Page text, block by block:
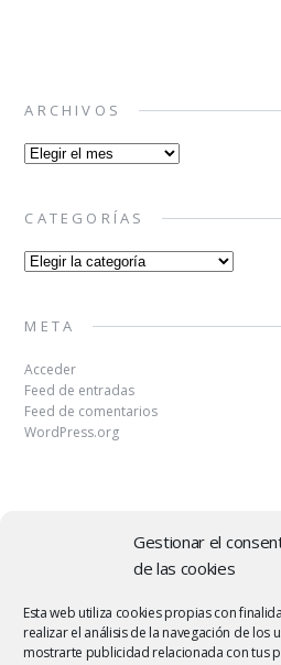
Gestionar el
de las cookies
Esta web utiliza cookies propias con
realizar el análisis de la navegación de los
mostrarte publicidad relacionada con tus
ARCHIVOS
Archivos
CATEGORÍAS
Categorías
META
Acceder
Feed de entradas
Feed de comentarios
WordPress.org
Copyright © 2026 | MH Elegance